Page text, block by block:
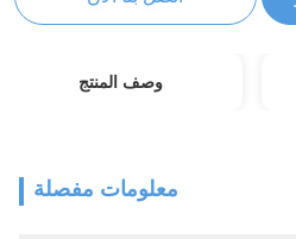
وصف المنتج
معلومات مفصلة